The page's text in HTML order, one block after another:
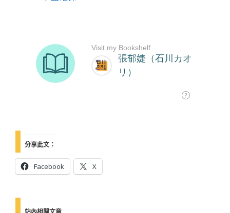
分享此文：
Facebook X